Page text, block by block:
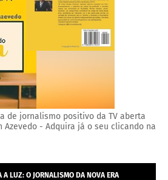
de jornalismo positivo da TV aberta
Azevedo - Adquira já o seu clicando na
A LUZ: O JORNALISMO DA NOVA ERA